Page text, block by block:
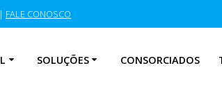
| FALE CONOSCO
SOLUÇÕES CONSORCIADOS